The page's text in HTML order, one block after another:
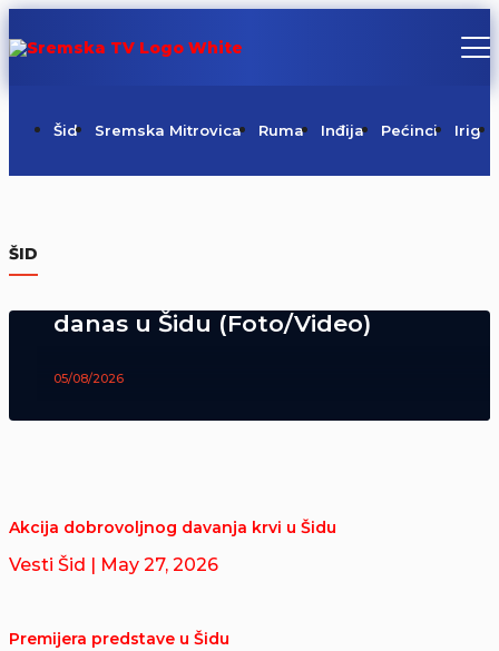
Šid Sremska Mitrovica Ruma Inđija Pećinci Irig
ŠID
danas u Šidu (Foto/Video)
05/08/2026
Akcija dobrovoljnog davanja krvi u Šidu
Vesti Šid | May 27, 2026
Premijera predstave u Šidu